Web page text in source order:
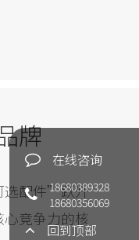
牌
选配件”跃升
竞争力的核
在线咨询
18680389328
18680356069
回到顶部